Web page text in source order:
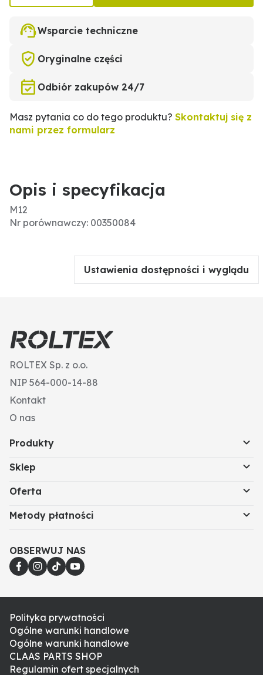
Wsparcie techniczne
Oryginalne części
Odbiór zakupów 24/7
Masz pytania co do tego produktu? Skontaktuj się z
nami przez formularz
Opis i specyfikacja
M12
Nr porównawczy: 00350084
Ustawienia dostępności i wyglądu
ROLTEX Sp. z o.o.
NIP 564-000-14-88
Kontakt
O nas
Produkty
Sklep
Oferta
Metody płatności
OBSERWUJ NAS
Polityka prywatności
Ogólne warunki handlowe
Ogólne warunki handlowe
CLAAS PARTS SHOP
Regulamin ofert specjalnych